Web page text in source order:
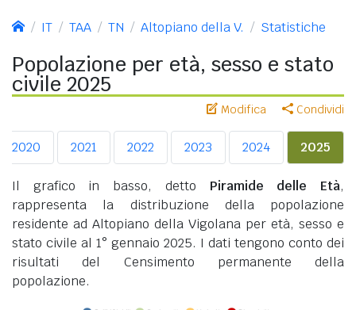
IT TAA TN Altopiano della V. Statistiche
Popolazione per età, sesso e stato
civile 2025
Modifica Condividi
2020 2021 2022 2023 2024 2025
Il grafico in basso, detto Piramide delle Età,
rappresenta la distribuzione della popolazione
residente ad Altopiano della Vigolana per età, sesso e
stato civile al 1° gennaio 2025. I dati tengono conto dei
risultati del Censimento permanente della
popolazione.